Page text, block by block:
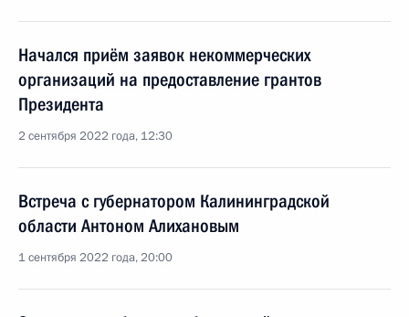
Начался приём заявок некоммерческих
организаций на предоставление грантов
Президента
2 сентября 2022 года, 12:30
Встреча с губернатором Калининградской
области Антоном Алихановым
1 сентября 2022 года, 20:00